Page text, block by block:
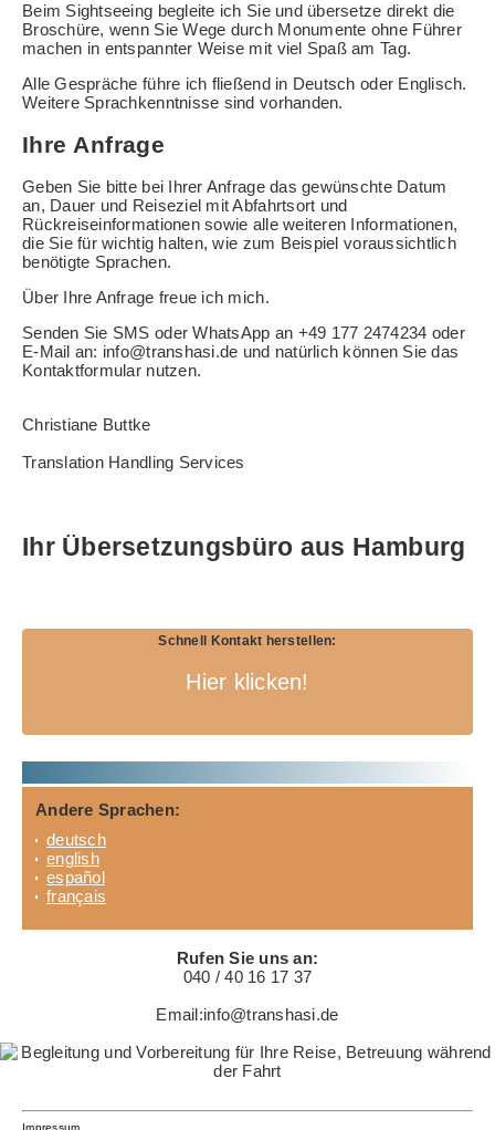
Beim Sightseeing begleite ich Sie und übersetze direkt die
Broschüre, wenn Sie Wege durch Monumente ohne Führer
machen in entspannter Weise mit viel Spaß am Tag.
Alle Gespräche führe ich fließend in Deutsch oder Englisch.
Weitere Sprachkenntnisse sind vorhanden.
Ihre Anfrage
Geben Sie bitte bei Ihrer Anfrage das gewünschte Datum
an, Dauer und Reiseziel mit Abfahrtsort und
Rückreiseinformationen sowie alle weiteren Informationen,
die Sie für wichtig halten, wie zum Beispiel voraussichtlich
benötigte Sprachen.
Über Ihre Anfrage freue ich mich.
Senden Sie SMS oder WhatsApp an +49 177 2474234 oder
E-Mail an: info@transhasi.de und natürlich können Sie das
Kontaktformular nutzen.
Christiane Buttke
Translation Handling Services
Ihr Übersetzungsbüro aus Hamburg
Schnell Kontakt herstellen:
Hier klicken!
Andere Sprachen:
deutsch
english
español
français
Rufen Sie uns an:
040 / 40 16 17 37
Email:info@transhasi.de
Impressum